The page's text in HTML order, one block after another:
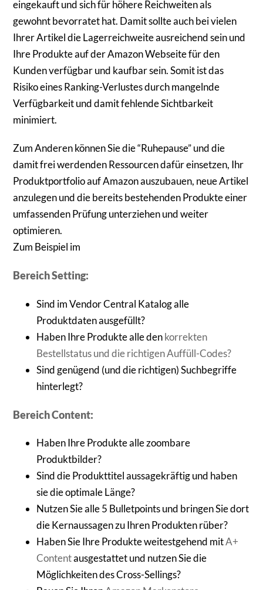
eingekauft und sich für höhere Reichweiten als
gewohnt bevorratet hat. Damit sollte auch bei vielen
Ihrer Artikel die Lagerreichweite ausreichend sein und
Ihre Produkte auf der Amazon Webseite für den
Kunden verfügbar und kaufbar sein. Somit ist das
Risiko eines Ranking-Verlustes durch mangelnde
Verfügbarkeit und damit fehlende Sichtbarkeit
minimiert.
Zum Anderen können Sie die “Ruhepause” und die
damit frei werdenden Ressourcen dafür einsetzen, Ihr
Produktportfolio auf Amazon auszubauen, neue Artikel
anzulegen und die bereits bestehenden Produkte einer
umfassenden Prüfung unterziehen und weiter
optimieren.
Zum Beispiel im
Bereich Setting:
Sind im Vendor Central Katalog alle
Produktdaten ausgefüllt?
Haben Ihre Produkte alle denkorrekten
Bestellstatus und die richtigen Auffüll-Codes?
Sind genügend (und die richtigen) Suchbegriffe
hinterlegt?
Bereich Content:
Haben Ihre Produkte alle zoombare
Produktbilder?
Sind die Produkttitel aussagekräftig und haben
sie die optimale Länge?
Nutzen Sie alle 5 Bulletpoints und bringen Sie dort
die Kernaussagen zu Ihren Produkten rüber?
Haben Sie Ihre Produkte weitestgehend mitA+
Contentausgestattet und nutzen Sie die
Möglichkeiten des Cross-Sellings?